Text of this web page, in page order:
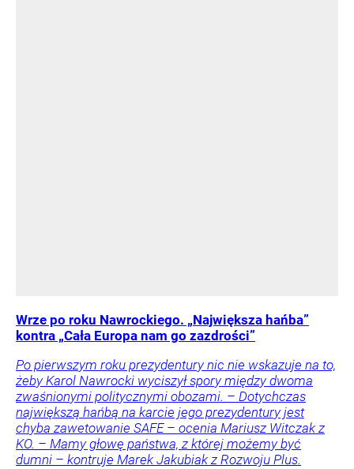
Wrze po roku Nawrockiego. „Największa hańba”
kontra „Cała Europa nam go zazdrości”
Po pierwszym roku prezydentury nic nie wskazuje na to,
żeby Karol Nawrocki wyciszył spory między dwoma
zwaśnionymi politycznymi obozami. – Dotychczas
największą hańbą na karcie jego prezydentury jest
chyba zawetowanie SAFE – ocenia Mariusz Witczak z
KO. – Mamy głowę państwa, z której możemy być
dumni – kontruje Marek Jakubiak z Rozwoju Plus.